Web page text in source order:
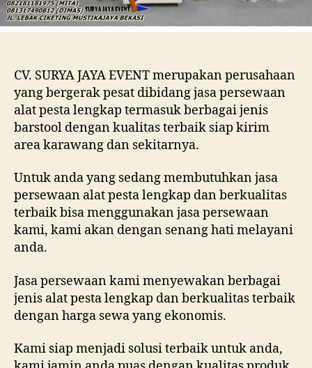
CV. SURYA JAYA EVENT merupakan perusahaan
yang bergerak pesat dibidang jasa persewaan
alat pesta lengkap termasuk berbagai jenis
barstool dengan kualitas terbaik siap kirim
area karawang dan sekitarnya.
Untuk anda yang sedang membutuhkan jasa
persewaan alat pesta lengkap dan berkualitas
terbaik bisa menggunakan jasa persewaan
kami, kami akan dengan senang hati melayani
anda.
Jasa persewaan kami menyewakan berbagai
jenis alat pesta lengkap dan berkualitas terbaik
dengan harga sewa yang ekonomis.
Kami siap menjadi solusi terbaik untuk anda,